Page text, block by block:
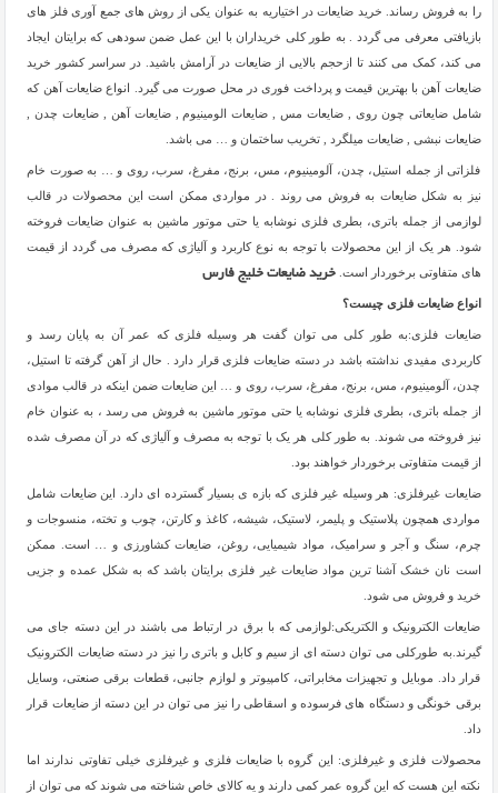
را به فروش رساند. خرید ضایعات در اختیاریه به عنوان یکی از روش های جمع آوری فلز های
بازیافتی معرفی می گردد . به طور کلی خریداران با این عمل ضمن سودهی که برایتان ایجاد
می کند، کمک می کنند تا ازحجم بالایی از ضایعات در آرامش باشید. در سراسر کشور خرید
ضایعات آهن با بهترین قیمت و پرداخت فوری در محل صورت می گیرد. انواع ضایعات آهن که
شامل ضایعاتی چون روی , ضایعات مس , ضایعات الومینیوم , ضایعات آهن , ضایعات چدن ,
ضایعات نبشی , ضایعات میلگرد , تخریب ساختمان و … می باشد.
فلزاتی از جمله استیل، چدن، آلومینیوم، مس، برنج، مفرغ، سرب، روی و … به صورت خام
نیز به شکل ضایعات به فروش می روند . در مواردی ممکن است این محصولات در قالب
لوازمی از جمله باتری، بطری فلزی نوشابه یا حتی موتور ماشین به عنوان ضایعات فروخته
شود. هر یک از این محصولات با توجه به نوع کاربرد و آلیاژی که مصرف می گردد از قیمت
های متفاوتی برخوردار است.خرید ضایعات خلیج فارس
انواع ضایعات فلزی چیست؟
ضایعات فلزی:به طور کلی می توان گفت هر وسیله فلزی که عمر آن به پایان رسد و
کاربردی مفیدی نداشته باشد در دسته ضایعات فلزی قرار دارد . حال از آهن گرفته تا استیل،
چدن، آلومینیوم، مس، برنج، مفرغ، سرب، روی و … این ضایعات ضمن اینکه در قالب موادی
از جمله باتری، بطری فلزی نوشابه یا حتی موتور ماشین به فروش می رسد ، به عنوان خام
نیز فروخته می شوند. به طور کلی هر یک با توجه به مصرف و آلیاژی که در آن مصرف شده
از قیمت متفاوتی برخوردار خواهند بود.
ضایعات غیرفلزی: هر وسیله غیر فلزی که بازه ی بسیار گسترده ای دارد. این ضایعات شامل
مواردی همچون پلاستیک و پلیمر، لاستیک، شیشه، کاغذ و کارتن، چوب و تخته، منسوجات و
چرم، سنگ و آجر و سرامیک، مواد شیمیایی، روغن، ضایعات کشاورزی و … است. ممکن
است نان خشک آشنا ترین مواد ضایعات غیر فلزی برایتان باشد که به شکل عمده و جزیی
خرید و فروش می شود.
ضایعات الکترونیک و الکتریکی:لوازمی که با برق در ارتباط می باشند در این دسته جای می
گیرند.به طورکلی می توان دسته ای از سیم و کابل و باتری را نیز در دسته ضایعات الکترونیک
قرار داد. موبایل و تجهیزات مخابراتی، کامپیوتر و لوازم جانبی، قطعات برقی صنعتی، وسایل
برقی خونگی و دستگاه های فرسوده و اسقاطی را نیز می توان در این دسته از ضایعات قرار
داد.
محصولات فلزی و غیرفلزی: این گروه با ضایعات فلزی و غیرفلزی خیلی تفاوتی ندارند اما
نکته این هست که این گروه عمر کمی دارند و یه کالای خاص شناخته می شوند که می توان از